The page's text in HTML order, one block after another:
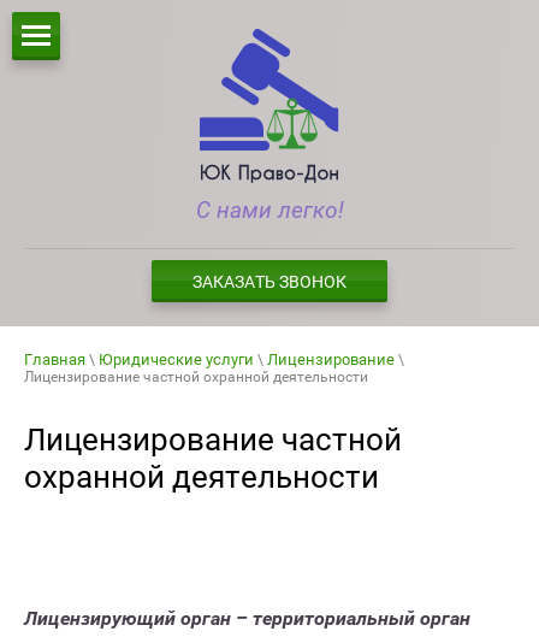
С нами легко!
ЗАКАЗАТЬ ЗВОНОК
Главная \ Юридические услуги \ Лицензирование \
Лицензирование частной охранной деятельности
Лицензирование частной
охранной деятельности
Лицензирующий орган – территориальный орган